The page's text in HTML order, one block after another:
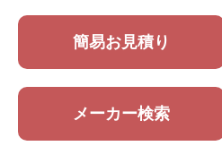
簡易お見積り
メーカー検索